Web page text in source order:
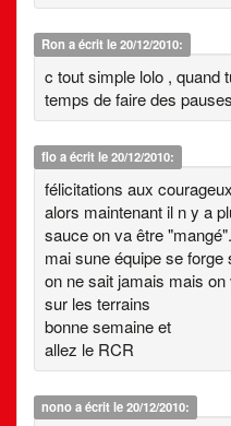
Ron a écrit le 20/12/2010:
c tout simple lolo , quand
temps de faire des
floa écrit le 20/12/2010:
félicitations aux courageux
alors maintenant il n y a
sauce on va être "mangé".
mai sune équipe se
on ne sait jamais mais
sur les terrains
bonne semaine et
allez le RCR
nonoa écrit le 20/12/2010: